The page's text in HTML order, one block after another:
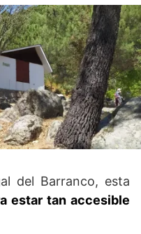
del Barranco, esta
estar tan accesible